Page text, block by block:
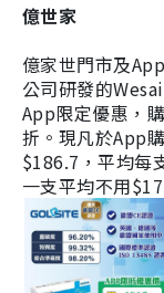
億世家
億家世門市及
公司研發的
App限定優惠，
折。現凡於App
$186.7，平均每
一支平均不用